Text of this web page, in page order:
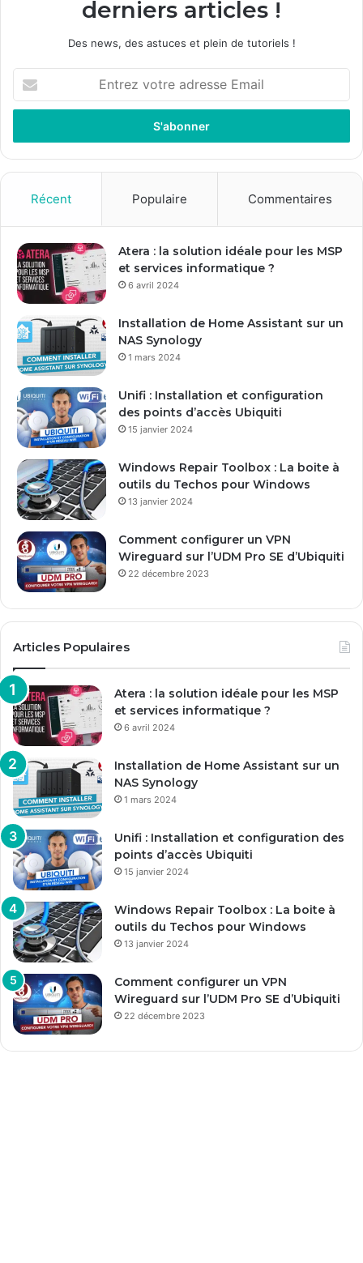
derniers articles !
Des news, des astuces et plein de tutoriels !
t
e
z
r
e
a
d
s
e
m
a
Récent Populaire Commentaires
Atera : la solution idéale pour les MSP
et services informatique ?
6 avril 2024
Installation de Home Assistant sur un
NAS Synology
1 mars 2024
Unifi : Installation et configuration
des points d’accès Ubiquiti
15 janvier 2024
Windows Repair Toolbox : La boite à
outils du Techos pour Windows
13 janvier 2024
Comment configurer un VPN
Wireguard sur l’UDM Pro SE d’Ubiquiti
22 décembre 2023
Articles Populaires
Atera : la solution idéale pour les MSP
et services informatique ?
6 avril 2024
Installation de Home Assistant sur un
NAS Synology
1 mars 2024
Unifi : Installation et configuration des
points d’accès Ubiquiti
15 janvier 2024
Windows Repair Toolbox : La boite à
outils du Techos pour Windows
13 janvier 2024
Comment configurer un VPN
Wireguard sur l’UDM Pro SE d’Ubiquiti
22 décembre 2023